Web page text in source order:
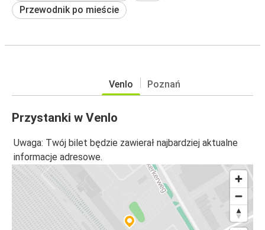
Przewodnik po mieście
Venlo Poznań
Przystanki w Venlo
Uwaga: Twój bilet będzie zawierał najbardziej aktualne
informacje adresowe.